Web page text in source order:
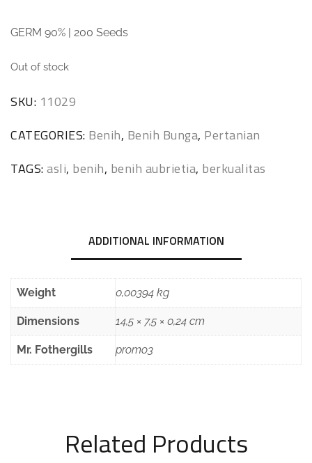
GERM 90% | 200 Seeds
Out of stock
SKU: 11029
CATEGORIES: Benih, Benih Bunga, Pertanian
TAGS:asli, benih, benih aubrietia, berkualitas
ADDITIONAL INFORMATION
Weight 0,00394 kg
Dimensions 14,5 × 7,5 × 0,24 cm
Mr. Fothergills promo3
Related Products